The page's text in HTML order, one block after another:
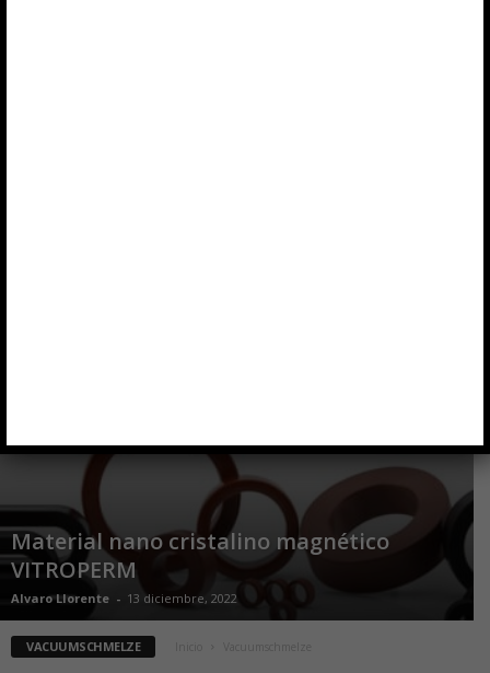
Material nano cristalino magnético
VITROPERM
Alvaro Llorente - 13 diciembre, 2022
VACUUMSCHMELZE Vacuumschmelze